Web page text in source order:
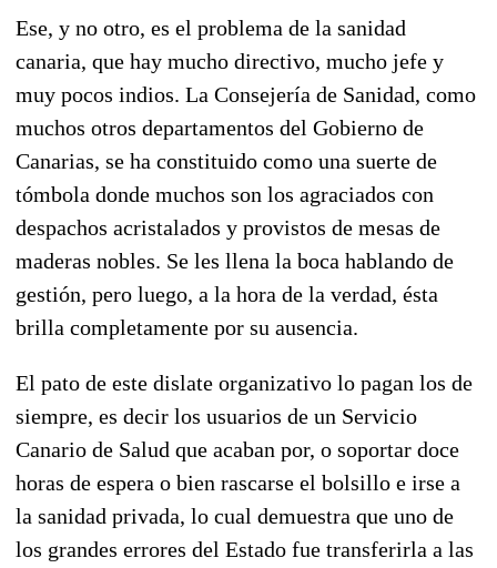
Ese, y no otro, es el problema de la sanidad
canaria, que hay mucho directivo, mucho jefe y
muy pocos indios. La Consejería de Sanidad, como
muchos otros departamentos del Gobierno de
Canarias, se ha constituido como una suerte de
tómbola donde muchos son los agraciados con
despachos acristalados y provistos de mesas de
maderas nobles. Se les llena la boca hablando de
gestión, pero luego, a la hora de la verdad, ésta
brilla completamente por su ausencia.
El pato de este dislate organizativo lo pagan los de
siempre, es decir los usuarios de un Servicio
Canario de Salud que acaban por, o soportar doce
horas de espera o bien rascarse el bolsillo e irse a
la sanidad privada, lo cual demuestra que uno de
los grandes errores del Estado fue transferirla a las